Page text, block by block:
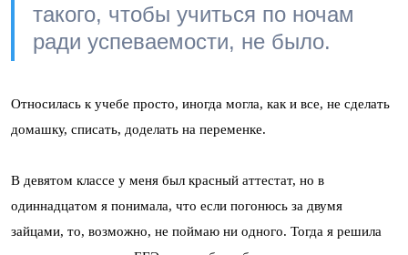
такого, чтобы учиться по ночам
ради успеваемости, не было.
Относилась к учебе просто, иногда могла, как и все, не сделать
домашку, списать, доделать на переменке.
В девятом классе у меня был красный аттестат, но в
одиннадцатом я понимала, что если погонюсь за двумя
зайцами, то, возможно, не поймаю ни одного. Тогда я решила